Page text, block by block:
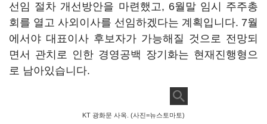
선임 절차 개선방안을 마련했고, 6월말 임시 주주총
회를 열고 사외이사를 선임하겠다는 계획입니다. 7월
에서야 대표이사 후보자가 가능해질 것으로 전망되
면서 관치로 인한 경영공백 장기화는 현재진행형으
로 남아있습니다.
KT 광화문 사옥. (사진=뉴스토마토)